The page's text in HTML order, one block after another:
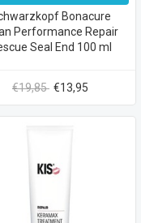
Bonacure
Performance Repair
Seal End 100 ml
€19,85 €13,95